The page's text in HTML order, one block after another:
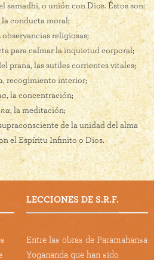
samadhi, o unión con Dios. Éstos son:
la conducta moral;
observancias religiosas;
para calmar la inquietud corporal;
prana, las sutiles corrientes vitales;
, recogimiento interior;
, la concentración;
, la meditación;
de la unidad del alma
el Espíritu Infinito o Dios.
LECCIONES DE S.R.F.
Entre las obras de Paramahansa
Yogananda que han sido